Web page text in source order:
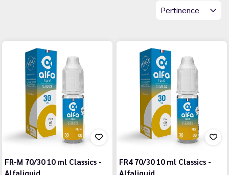
Pertinence
FR-M 70/30 10 ml Classics -
Alfaliquid
FR4 70/30 10 ml Classics -
Alfaliquid